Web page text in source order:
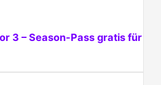
3 – Season-Pass gratis für